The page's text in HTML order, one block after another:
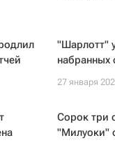
"Шарлотт"
набранных
27 января
Сорок три
"Милуоки"